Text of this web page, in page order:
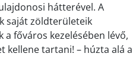
hátterével. A
saját zöldterületeik
főváros kezelésében lévő,
kellene tartani! – húzta alá a